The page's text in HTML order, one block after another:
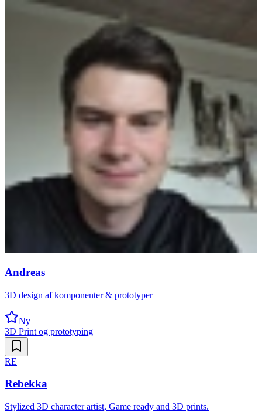
Andreas
3D design af komponenter & prototyper
Ny
3D Print og prototyping
RE
Rebekka
Stylized 3D character artist, Game ready and 3D prints.